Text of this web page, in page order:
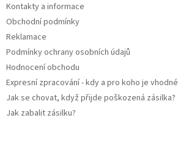
Kontakty a informace
Obchodní podmínky
Reklamace
Podmínky ochrany osobních údajů
Hodnocení obchodu
Expresní zpracování - kdy a pro koho je vhodné
Jak se chovat, když přijde poškozená zásilka?
Jak zabalit zásilku?